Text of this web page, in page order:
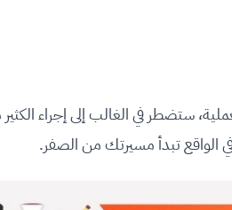
ستضطر في الغالب إلى إجراء
الواقع تبدأ مسيرتك من الصفر.